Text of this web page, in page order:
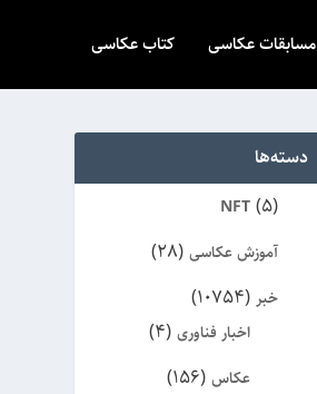
مسابقات عکاسی کتاب عکاسی
دسته‌ها
NFT (5)
آموزش عکاسی(28)
خبر (10754)
اخبار فناوری(4)
عکاس(156)